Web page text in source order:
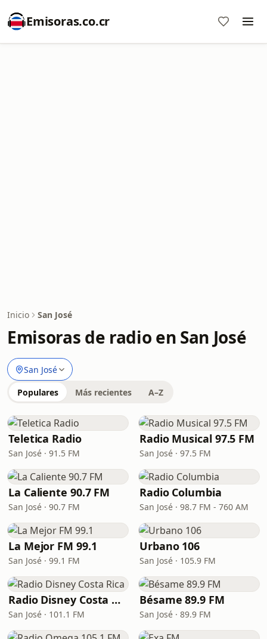
Emisoras.co.cr
Inicio San José
Emisoras de radio en San José
San José
Populares Más recientes A–Z
Teletica Radio
San José · 91.5 FM
Radio Musical 97.5 FM
San José · 97.5 FM
La Caliente 90.7 FM
San José · 90.7 FM
Radio Columbia
San José · 98.7 FM - 760 AM
La Mejor FM 99.1
San José · 99.1 FM
Urbano 106
San José · 105.9 FM
Radio Disney Costa Rica
San José · 101.1 FM
Bésame 89.9 FM
San José · 89.9 FM